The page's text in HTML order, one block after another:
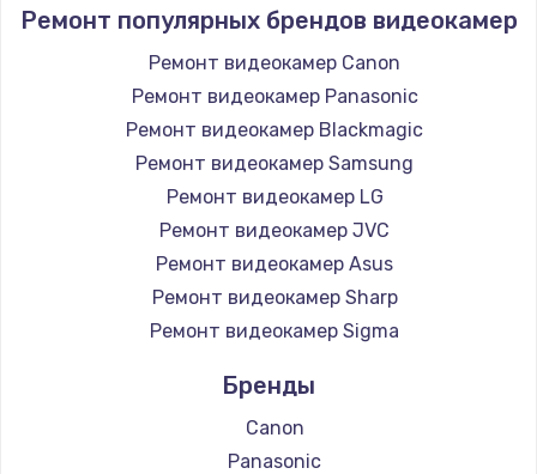
Ремонт популярных брендов видеокамер
Ремонт видеокамер Canon
Ремонт видеокамер Panasonic
Ремонт видеокамер Blackmagic
Ремонт видеокамер Samsung
Ремонт видеокамер LG
Ремонт видеокамер JVC
Ремонт видеокамер Asus
Ремонт видеокамер Sharp
Ремонт видеокамер Sigma
Бренды
Canon
Panasonic